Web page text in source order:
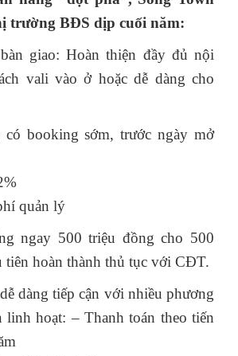
trường BĐS dịp cuối năm:
giao: Hoàn thiện đầy đủ nội
vali vào ở hoặc dễ dàng cho
có booking sớm, trước ngày mở
quản lý
ngay 500 triệu đồng cho 500
tiên hoàn thành thủ tục với CĐT.
dàng tiếp cận với nhiều phương
linh hoạt: – Thanh toán theo tiến